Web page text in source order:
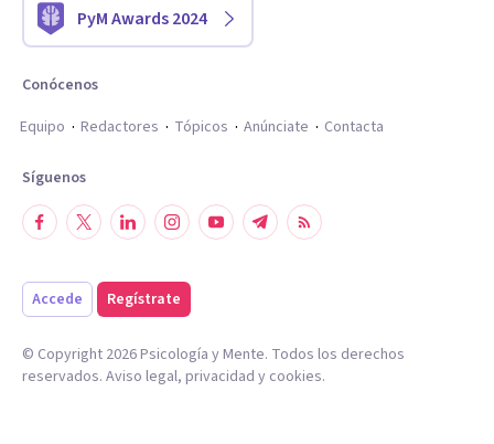
PyM Awards 2024
Conócenos
Equipo
Redactores Tópicos Anúnciate Contacta
Síguenos
Accede Regístrate
© Copyright 2026Psicología y Mente. Todos los derechos
reservados. Aviso legal, privacidad y cookies.